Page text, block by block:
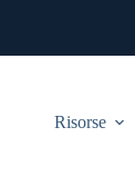
Risorse